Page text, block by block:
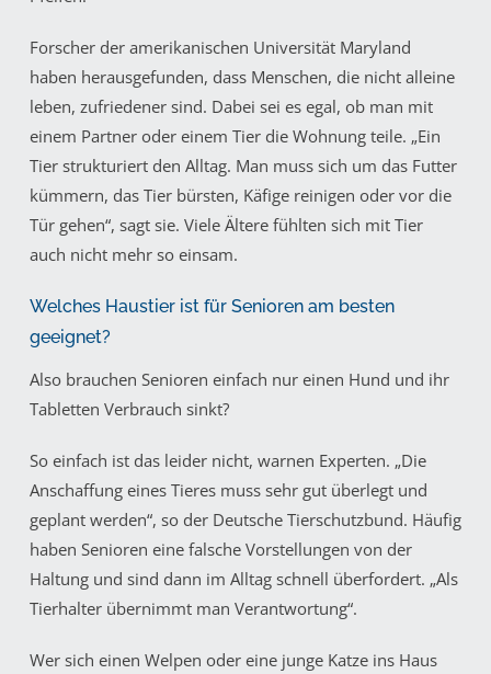
Forscher der amerikanischen Universität Maryland
haben herausgefunden, dass Menschen, die nicht alleine
leben, zufriedener sind. Dabei sei es egal, ob man mit
einem Partner oder einem Tier die Wohnung teile. „Ein
Tier strukturiert den Alltag. Man muss sich um das Futter
kümmern, das Tier bürsten, Käfige reinigen oder vor die
Tür gehen“, sagt sie. Viele Ältere fühlten sich mit Tier
auch nicht mehr so einsam.
Welches Haustier ist für Senioren am besten
geeignet?
Also brauchen Senioren einfach nur einen Hund und ihr
Tabletten Verbrauch sinkt?
So einfach ist das leider nicht, warnen Experten. „Die
Anschaffung eines Tieres muss sehr gut überlegt und
geplant werden“, so der Deutsche Tierschutzbund. Häufig
haben Senioren eine falsche Vorstellungen von der
Haltung und sind dann im Alltag schnell überfordert. „Als
Tierhalter übernimmt man Verantwortung“.
Wer sich einen Welpen oder eine junge Katze ins Haus